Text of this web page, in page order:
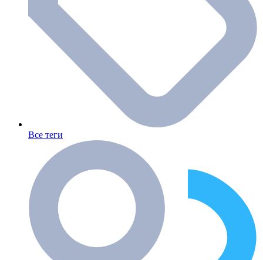
Все теги